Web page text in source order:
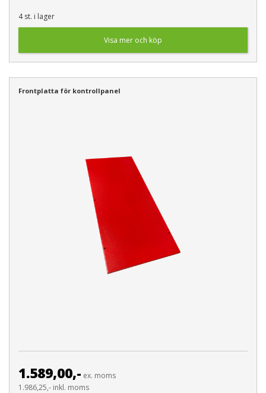
4 st. i lager
Visa mer och köp
Frontplatta för kontrollpanel
1.589,00,- ex. moms
1.986,25,- inkl. moms